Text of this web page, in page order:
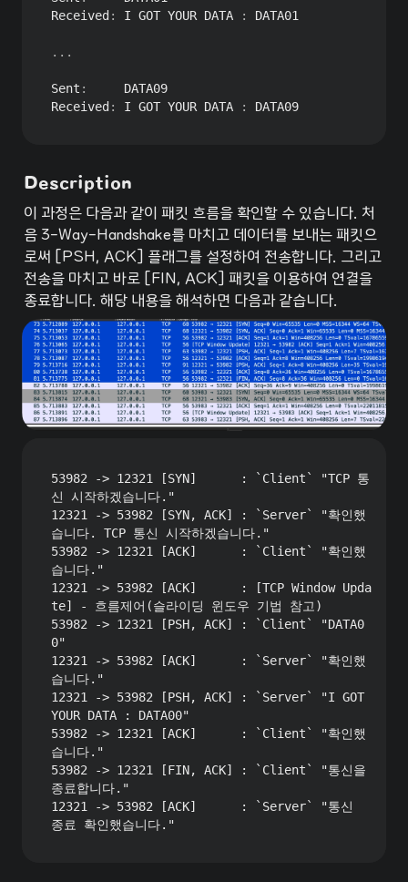
Received : I GOT YOUR DATA : DATA01
. . .
Sent :
     DATA09
Received : I GOT YOUR DATA : DATA09
Description
이 과정은 다음과 같이 패킷 흐름을 확인할 수 있습니다. 처
음 3-Way-Handshake를 마치고 데이터를 보내는 패킷으
로써 [PSH, ACK] 플래그를 설정하여 전송합니다. 그리고
전송을 마치고 바로 [FIN, ACK] 패킷을 이용하여 연결을
종료합니다. 해당 내용을 해석하면 다음과 같습니다.
53982 -> 12321 [SYN]      : `Client` "TCP 통
신 시작하겠습니다."
12321 -> 53982 [SYN, ACK] : `Server` "확인했
습니다. TCP 통신 시작하겠습니다."
53982 -> 12321 [ACK]      : `Client` "확인했
습니다."
12321 -> 53982 [ACK]      : [TCP Window Upda
te] - 흐름제어(슬라이딩 윈도우 기법 참고)
53982 -> 12321 [PSH, ACK] : `Client` "DATA0
0"
12321 -> 53982 [ACK]      : `Server` "확인했
습니다."
12321 -> 53982 [PSH, ACK] : `Server` "I GOT
YOUR DATA : DATA00"
53982 -> 12321 [ACK]      : `Client` "확인했
습니다."
53982 -> 12321 [FIN, ACK] : `Client` "통신을
종료합니다."
12321 -> 53982 [ACK]      : `Server` "통신
종료 확인했습니다."